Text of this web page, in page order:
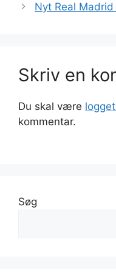
Nyt Real
Skriv en
Du skal være
kommentar.
Søg